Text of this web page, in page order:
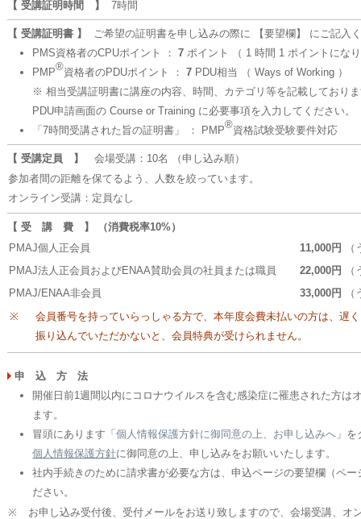
【 受講証明時間 】 7時間
【 受講証明書 】
ご希望の証明書を申し込みの際に 【要望欄】 にご記入
PMS資格者のCPUポイント ：7 ポイント （ 1 時間 1 ポイントにな
PMP
®
資格者のPDUポイント ：7 PDU相当 （ Ways of Working ）
※ 相当受講証明書に講座の内容、時間、カテゴリ等を記載しており
PDU申請画面の Course or Training に必要事項を入力してください。
「7時間受講された旨の証明書」 ： PMP
®
資格試験受験要件対応
【 受講定員 】
会場受講：10名 （申し込み順）
参加者間の距離を保てるよう、人数を絞っています。
オンライン受講：定員なし
【 受 講 費 】 （消費税率10%）
PMAJ個人正会員
11,000円
（
PMAJ法人正会員およびENAA賛助会員の社員または職員
22,000円
（
PMAJ/ENAA非会員
33,000円
（
※
会員番号を持っていらっしゃる方で、本年度会費未払いの方は、遅
振り込んでいただかないと、会員特典が受けられません。
申 込 方 法
開催日前1週間以内にコロナウイルスを含む感染症に罹患された方は
ます。
冒頭にあります「個人情報保護方針に御同意の上、お申し込みへ 」
個人情報保護方針に御同意の上、申し込みをお願いいたします。
社内手続きのために請求書が必要な方は、申込ページの要望欄（ペ
ださい。
※
お申し込み受付後、受付メールをお送り致しますので、会場受講、オ